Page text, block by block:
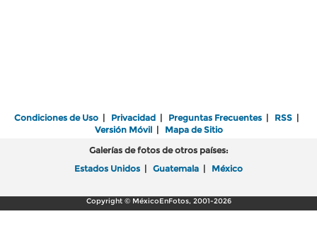
Condiciones de Uso | Privacidad | Preguntas Frecuentes | RSS |
Versión Móvil| Mapa de Sitio
Galerías de fotos de otros países:
Estados Unidos | Guatemala | México
Copyright © MéxicoEnFotos, 2001-2026